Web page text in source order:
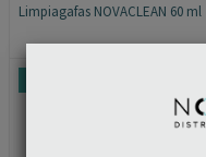
Limpiagafas NOVACLEAN 60 ml